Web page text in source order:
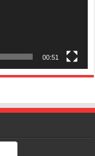
00:51